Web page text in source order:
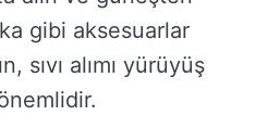
gibi aksesuarlar
sıvı alımı yürüyüş